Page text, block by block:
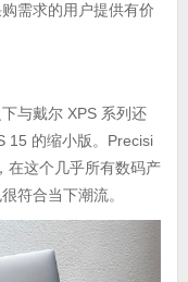
需求的用户提供有价
与戴尔 XPS 系列还
15 的缩小版。Precisi
在这个几乎所有数码产
符合当下潮流。